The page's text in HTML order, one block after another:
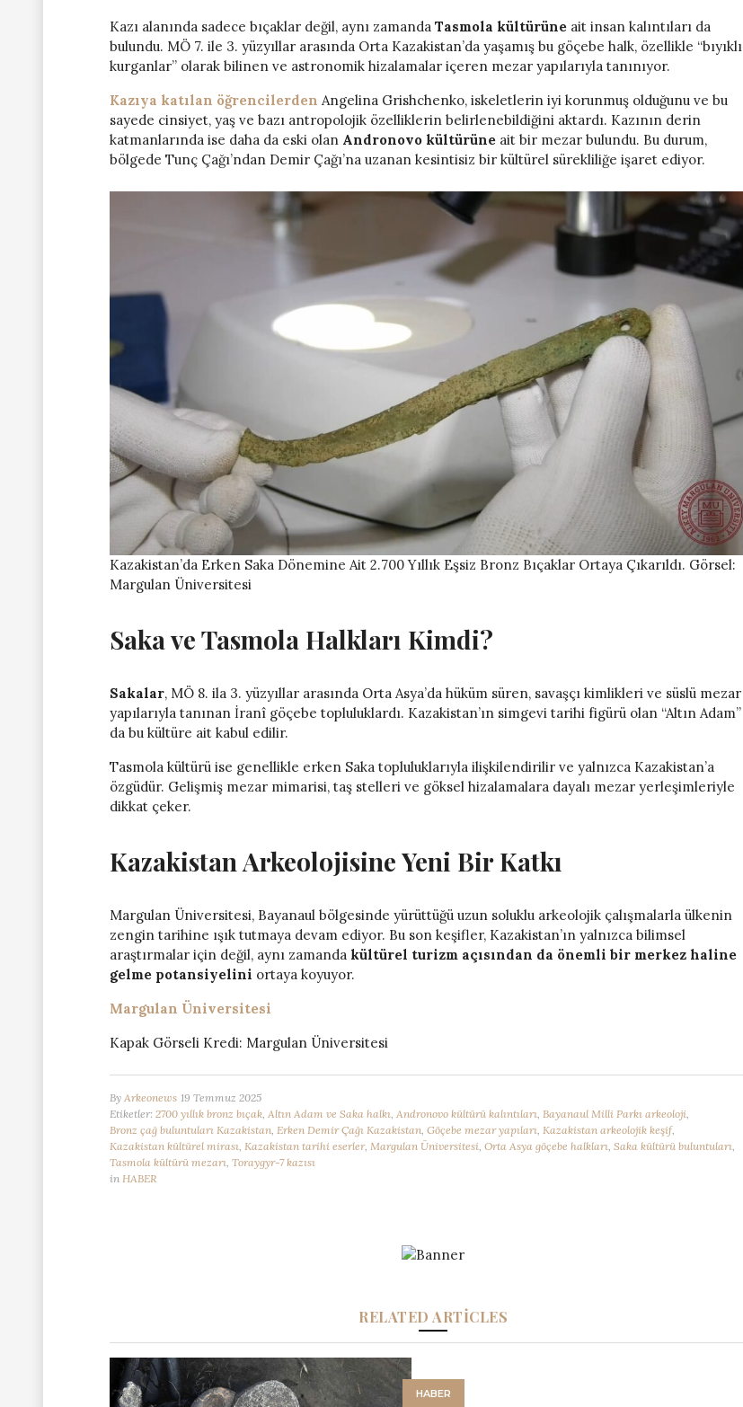
Kazı alanında sadece bıçaklar değil, aynı zamanda Tasmola kültürüne ait insan kalıntıları da
bulundu. MÖ 7. ile 3. yüzyıllar arasında Orta Kazakistan’da yaşamış bu göçebe halk, özellikle “bıyıklı
kurganlar” olarak bilinen ve astronomik hizalamalar içeren mezar yapılarıyla tanınıyor.
Kazıya katılan öğrencilerden Angelina Grishchenko, iskeletlerin iyi korunmuş olduğunu ve bu
sayede cinsiyet, yaş ve bazı antropolojik özelliklerin belirlenebildiğini aktardı. Kazının derin
katmanlarında ise daha da eski olan Andronovo kültürüne ait bir mezar bulundu. Bu durum,
bölgede Tunç Çağı’ndan Demir Çağı’na uzanan kesintisiz bir kültürel sürekliliğe işaret ediyor.
Kazakistan’da Erken Saka Dönemine Ait 2.700 Yıllık Eşsiz Bronz Bıçaklar Ortaya Çıkarıldı. Görsel:
Margulan Üniversitesi
Saka ve Tasmola Halkları Kimdi?
Sakalar, MÖ 8. ila 3. yüzyıllar arasında Orta Asya’da hüküm süren, savaşçı kimlikleri ve süslü mezar
yapılarıyla tanınan İranî göçebe topluluklardı. Kazakistan’ın simgevi tarihi figürü olan “Altın Adam”
da bu kültüre ait kabul edilir.
Tasmola kültürü ise genellikle erken Saka topluluklarıyla ilişkilendirilir ve yalnızca Kazakistan’a
özgüdür. Gelişmiş mezar mimarisi, taş stelleri ve göksel hizalamalara dayalı mezar yerleşimleriyle
dikkat çeker.
Kazakistan Arkeolojisine Yeni Bir Katkı
Margulan Üniversitesi, Bayanaul bölgesinde yürüttüğü uzun soluklu arkeolojik çalışmalarla ülkenin
zengin tarihine ışık tutmaya devam ediyor. Bu son keşifler, Kazakistan’ın yalnızca bilimsel
araştırmalar için değil, aynı zamanda kültürel turizm açısından da önemli bir merkez haline
gelme potansiyelini ortaya koyuyor.
Margulan Üniversitesi
Kapak Görseli Kredi: Margulan Üniversitesi
By Arkeonews 19 Temmuz 2025
Etiketler: 2700 yıllık bronz bıçak, Altın Adam ve Saka halkı, Andronovo kültürü kalıntıları, Bayanaul Milli Parkı arkeoloji,
Bronz çağ buluntuları Kazakistan, Erken Demir Çağı Kazakistan, Göçebe mezar yapıları, Kazakistan arkeolojik keşif,
Kazakistan kültürel mirası, Kazakistan tarihi eserler, Margulan Üniversitesi, Orta Asya göçebe halkları, Saka kültürü buluntuları,
Tasmola kültürü mezarı, Toraygyr-7 kazısı
in HABER
RELATED ARTICLES
HABER